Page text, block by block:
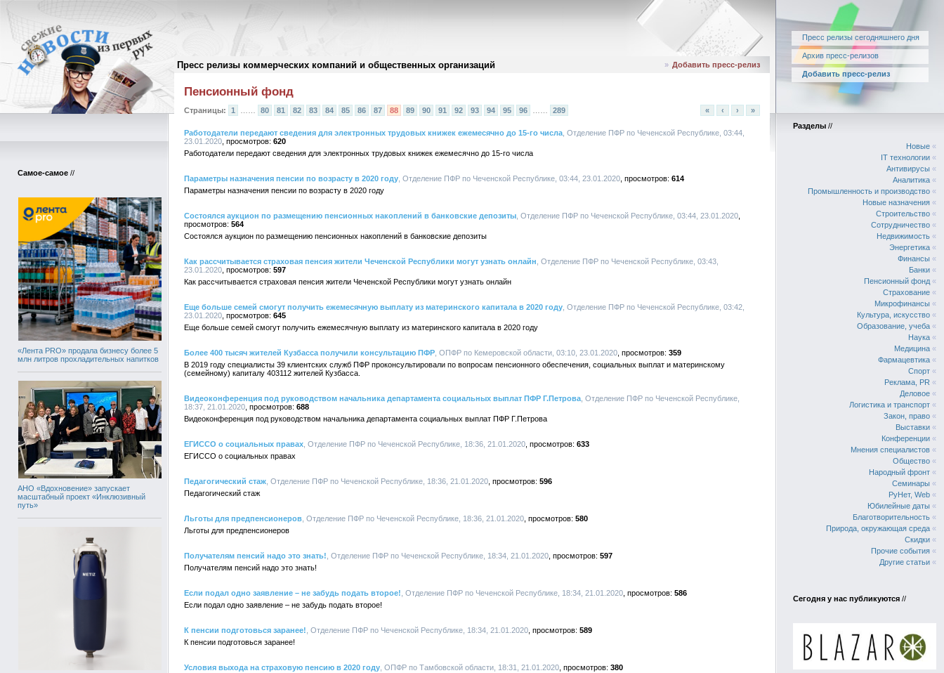
Пресс релизы коммерческих компаний и общественных организаций
Пресс релизы сегодняшнего дня
Архив пресс-релизов
Добавить пресс-релиз
Самое-самое //
«Лента PRO» продала бизнесу более 5
млн литров прохладительных напитков
АНО «Вдохновение» запускает
масштабный проект «Инклюзивный
путь»
Архив пресс-релизов// » Добавить пресс-релиз
Пенсионный фонд
Страницы: 1 80 81 82 83 84 85 86 87 88 89 90 91 92 93 94 95 96 289 « ‹ › »
Работодатели передают сведения для электронных трудовых книжек ежемесячно до 15-го числа , Отделение ПФР по Чеченской Республике, 03:44,
23.01.2020
620
Работодатели передают сведения для электронных трудовых книжек ежемесячно до 15-го числа
Параметры назначения пенсии по возрасту в 2020 году , Отделение ПФР по Чеченской Республике, 03:44, 23.01.2020
614
Параметры назначения пенсии по возрасту в 2020 году
Состоялся аукцион по размещению пенсионных накоплений в банковские депозиты , Отделение ПФР по Чеченской Республике, 03:44, 23.01.2020
564
Состоялся аукцион по размещению пенсионных накоплений в банковские депозиты
Как рассчитывается страховая пенсия жители Чеченской Республики могут узнать онлайн , Отделение ПФР по Чеченской Республике, 03:43,
23.01.2020
597
Как рассчитывается страховая пенсия жители Чеченской Республики могут узнать онлайн
Еще больше семей смогут получить ежемесячную выплату из материнского капитала в 2020 году , Отделение ПФР по Чеченской Республике, 03:42,
23.01.2020
645
Еще больше семей смогут получить ежемесячную выплату из материнского капитала в 2020 году
Более 400 тысяч жителей Кузбасса получили консультацию ПФР , ОПФР по Кемеровской области, 03:10, 23.01.2020
359
В 2019 году специалисты 39 клиентских служб ПФР проконсультировали по вопросам пенсионного обеспечения, социальных выплат и материнскому
(семейному) капиталу 403112 жителей Кузбасса.
Видеоконференция под руководством начальника департамента социальных выплат ПФР Г.Петрова , Отделение ПФР по Чеченской Республике,
18:37, 21.01.2020
688
Видеоконференция под руководством начальника департамента социальных выплат ПФР Г.Петрова
ЕГИССО о социальных правах , Отделение ПФР по Чеченской Республике, 18:36, 21.01.2020
633
ЕГИССО о социальных правах
Педагогический стаж , Отделение ПФР по Чеченской Республике, 18:36, 21.01.2020
596
Педагогический стаж
Льготы для предпенсионеров , Отделение ПФР по Чеченской Республике, 18:36, 21.01.2020
580
Льготы для предпенсионеров
Получателям пенсий надо это знать! , Отделение ПФР по Чеченской Республике, 18:34, 21.01.2020
597
Получателям пенсий надо это знать!
Если подал одно заявление – не забудь подать второе! , Отделение ПФР по Чеченской Республике, 18:34, 21.01.2020
586
Если подал одно заявление – не забудь подать второе!
К пенсии подготовься заранее! , Отделение ПФР по Чеченской Республике, 18:34, 21.01.2020
589
К пенсии подготовься заранее!
Условия выхода на страховую пенсию в 2020 году , ОПФР по Тамбовской области, 18:31, 21.01.2020
380
Разделы //
Новые «
IT технологии «
Антивирусы «
Аналитика «
Промышленность и производство «
Новые назначения «
Строительство «
Сотрудничество «
Недвижимость «
Энергетика «
Финансы «
Банки «
Пенсионный фонд «
Страхование «
Микрофинансы «
Культура, искусство «
Образование, учеба «
Наука «
Медицина «
Фармацевтика «
Спорт «
Реклама, PR «
Деловое «
Логистика и транспорт «
Закон, право «
Выставки «
Конференции «
Мнения специалистов «
Общество «
Народный фронт «
Семинары «
РуНет, Web «
Юбилейные даты «
Благотворительность «
Природа, окружающая среда «
Скидки «
Прочие события «
Другие статьи «
Сегодня у нас публикуются //